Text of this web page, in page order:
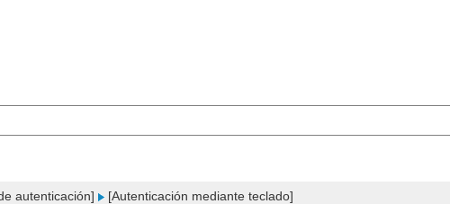
autenticación] [Autenticación mediante teclado]